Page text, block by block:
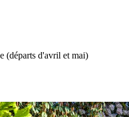
(départs d'avril et mai)